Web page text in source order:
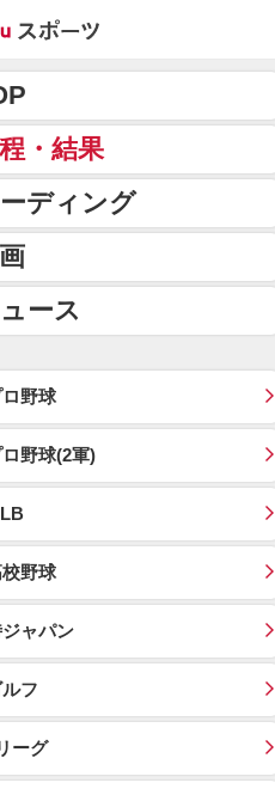
・結果
ディング
ース
野球
ロ野球(2軍)
野球
ャパン
ルフ
ーグ